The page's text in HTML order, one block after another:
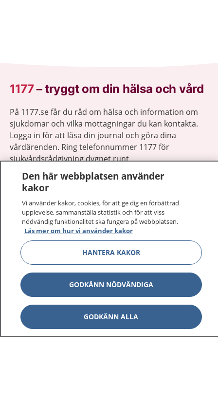
1177–tryggt om din hälsa och vård
På 1177.se får du råd om hälsa och information om
sjukdomar och vilka mottagningar du kan kontakta.
Logga in för att läsa din journal och göra dina
vårdärenden. Ring telefonnummer 1177 för
sjukvårdsrådgivning dygnet runt.
1177 ger dig råd när du vill må bättre.
1177 på flera språk
Om 1177 Visa
Kontakt Visa
Behandling av personuppgifter
Den här webbplatsen använder
kakor
Vi använder kakor, cookies, för att ge dig en förbättrad
upplevelse, sammanställa statistik och för att viss
nödvändig funktionalitet ska fungera på webbplatsen.
Läs mer om hur vi använder kakor
HANTERA KAKOR
GODKÄNN NÖDVÄNDIGA
GODKÄNN ALLA